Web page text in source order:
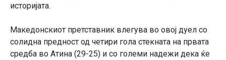
историјата.
Македонскиот претставник влегува во овој дуел со
солидна предност од четири гола стекната на првата
средба во Атина (29-25) и со големи надежи дека ќе